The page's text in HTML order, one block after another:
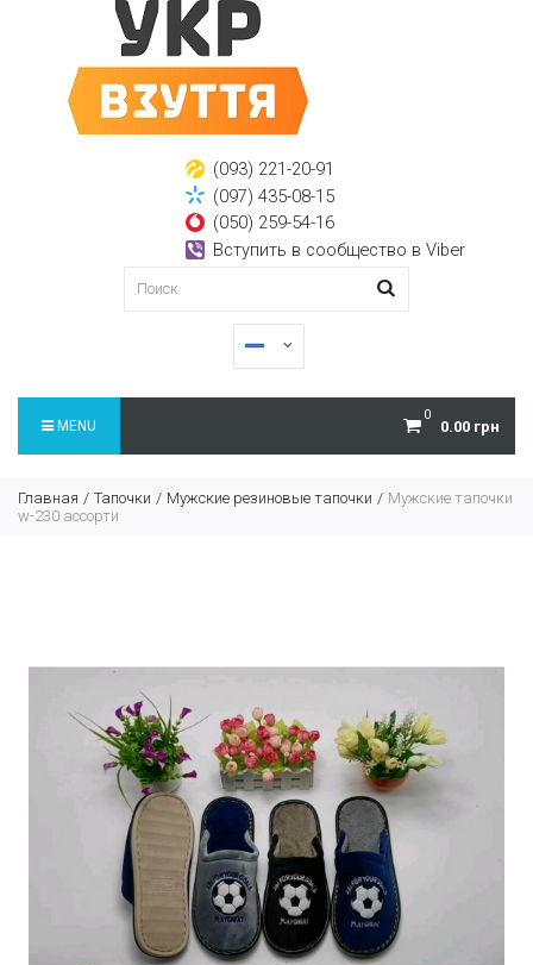
(093) 221-20-91
(097) 435-08-15
(050) 259-54-16
Вступить в сообщество в Viber
0
0.00 грн
MENU
Главная Тапочки Мужские резиновые тапочки
Мужские тапочки
w-230 ассорти